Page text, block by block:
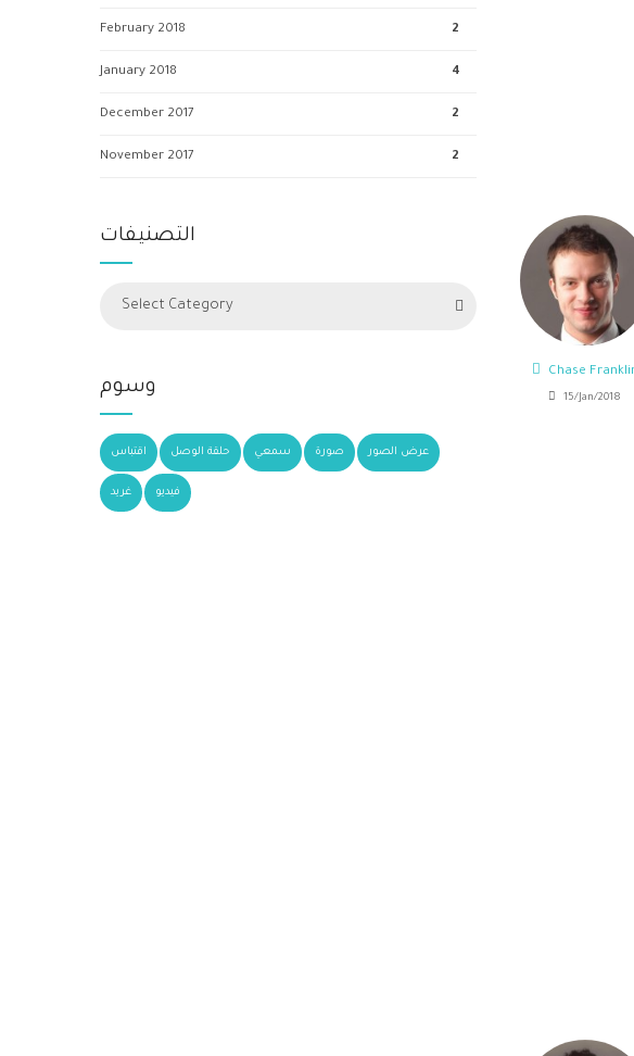
Chase
15/Jan/2018
February 2018 2
January 2018 4
December 2017 2
November 2017 2
التصنيفات
Select Category
وسوم
اقتباس حلقة الوصل سمعي صورة عرض الصور
غريد فيديو